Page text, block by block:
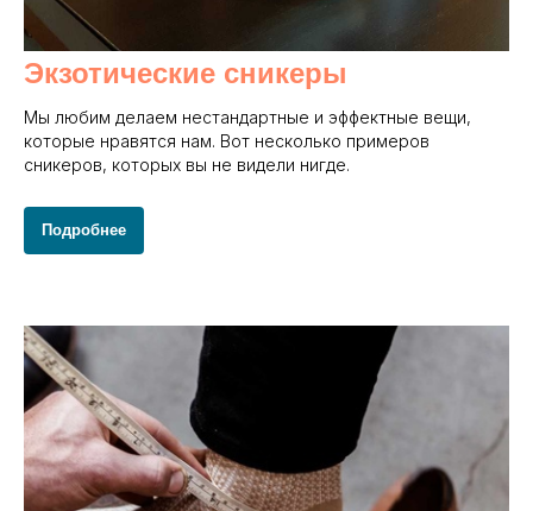
Экзотические сникеры
Мы любим делаем нестандартные и эффектные вещи,
которые нравятся нам. Вот несколько примеров
сникеров, которых вы не видели нигде.
Подробнее